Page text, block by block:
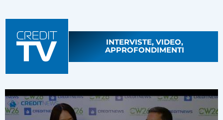
INTERVISTE, VIDEO,
APPROFONDIMENTI